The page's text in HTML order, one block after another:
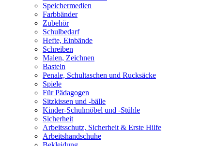
Speichermedien
Farbbänder
Zubehör
Schulbedarf
Hefte, Einbände
Schreiben
Malen, Zeichnen
Basteln
Penale, Schultaschen und Rucksäcke
Spiele
Für Pädagogen
Sitzkissen und -bälle
Kinder-Schulmöbel und -Stühle
Sicherheit
Arbeitsschutz, Sicherheit & Erste Hilfe
Arbeitshandschuhe